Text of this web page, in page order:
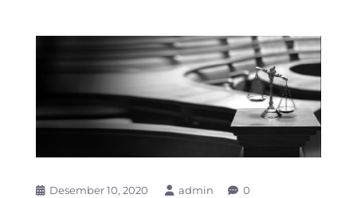
Desember 10, 2020 admin
0